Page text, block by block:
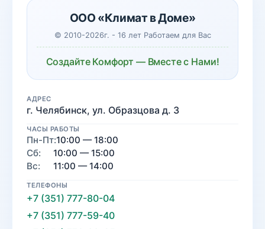
ООО «Климат в Доме»
© 2010-2026г. - 16 лет Работаем для Вас
Создайте Комфорт — Вместе с Нами!
АДРЕС
г. Челябинск, ул. Образцова д. 3
ЧАСЫ РАБОТЫ
Пн-Пт:10:00 — 18:00
Сб:
10:00 — 15:00
Вс:
11:00 — 14:00
ТЕЛЕФОНЫ
+7 (351) 777-80-04
+7 (351) 777-59-40